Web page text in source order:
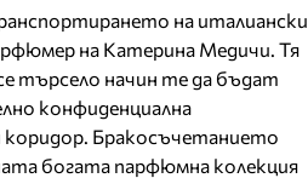
на италиански
на Катерина Медичи. Тя
търсело начин те да бъдат
конфиденциална
коридор. Бракосъчетанието
богата парфюмна колекция